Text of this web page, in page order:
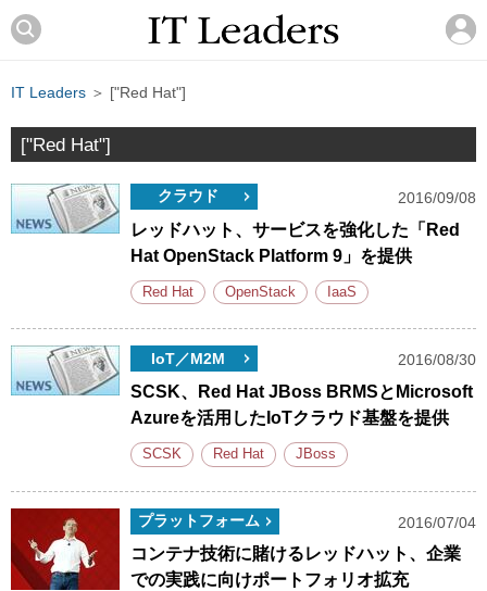
IT Leaders ＞ ["Red Hat"]
["Red Hat"]
クラウド 2016/09/08
レッドハット、サービスを強化した「Red
Hat OpenStack Platform 9」を提供
Red Hat OpenStack IaaS
IoT／M2M 2016/08/30
SCSK、Red Hat JBoss BRMSとMicrosoft
Azureを活用したIoTクラウド基盤を提供
SCSK Red Hat JBoss
プラットフォーム 2016/07/04
コンテナ技術に賭けるレッドハット、企業
での実践に向けポートフォリオ拡充